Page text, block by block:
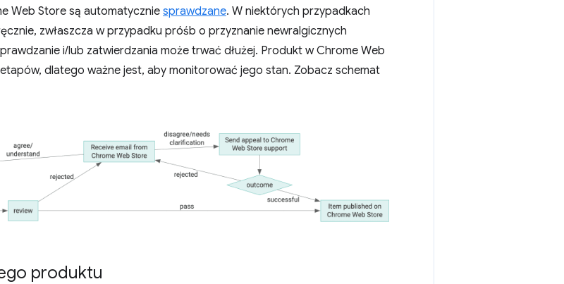
Web Store są automatyczniesprawdzane. W niektórych przypadkach
zwłaszcza w przypadku próśb o przyznanie newralgicznych
i/lub zatwierdzania może trwać dłużej. Produkt w Chrome Web
dlatego ważne jest, aby monitorować jego stan. Zobacz schemat
produktu